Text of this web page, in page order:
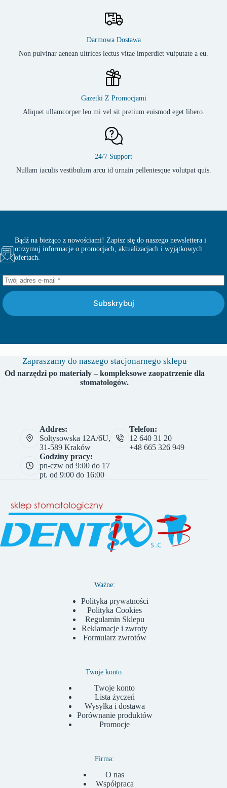
Darmowa Dostawa
Non pulvinar aenean ultrices lectus vitae imperdiet vulputate a eu.
Gazetki Z Promocjami
Aliquet ullamcorper leo mi vel sit pretium euismod eget libero.
24/7 Support
Nullam iaculis vestibulum arcu id urnain pellentesque volutpat quis.
Bądź na bieżąco z nowościami! Zapisz się do naszego newslettera i
otrzymuj informacje o promocjach, aktualizacjach i wyjątkowych
ofertach.
Subskrybuj
Zapraszamy do naszego stacjonarnego sklepu
Od narzędzi po materiały – kompleksowe zaopatrzenie dla
stomatologów.
Addres:
Sołtysowska 12A/6U,
31-589 Kraków
Telefon:
12 640 31 20
+48 665 326 949
Godziny pracy:
pn-czw od 9:00 do 17
pt. od 9:00 do 16:00
Ważne:
Polityka prywatności
Polityka Cookies
Regulamin Sklepu
Reklamacje i zwroty
Formularz zwrotów
Twoje konto:
Twoje konto
Lista życzeń
Wysyłka i dostawa
Porównanie produktów
Promocje
Firma:
O nas
Współpraca